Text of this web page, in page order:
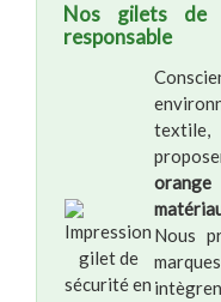
Nos gilets de
responsable
textile,
orange
Nous